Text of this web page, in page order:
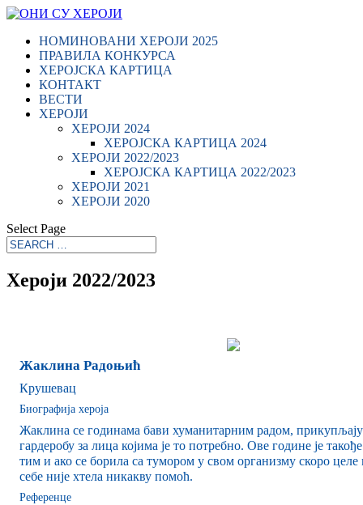
НОМИНОВАНИ ХЕРОЈИ 2025
ПРАВИЛА КОНКУРСА
ХЕРОЈСКА КАРТИЦА
КОНТАКТ
ВЕСТИ
ХЕРОЈИ
ХЕРОЈИ 2024
ХЕРОЈСКА КАРТИЦА 2024
ХЕРОЈИ 2022/2023
ХЕРОЈСКА КАРТИЦА 2022/2023
ХЕРОЈИ 2021
ХЕРОЈИ 2020
Select Page
Хероји 2022/2023
Жаклина Радоњић
Крушевац
Биографија хероја
Жаклина се годинама бави хуманитарним радом,
гардеробу за лица којима је то потребно. Ове године је
тим и ако се борила са тумором у свом организму скоро целе
себе није хтела никакву помоћ.
Референце